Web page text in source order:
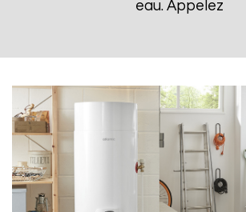
eau. Appelez